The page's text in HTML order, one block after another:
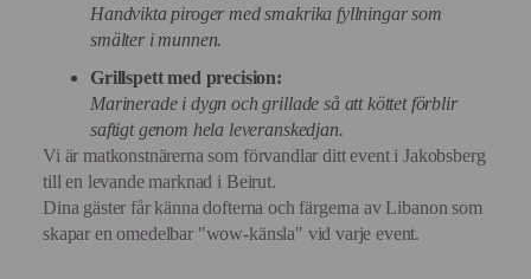
Handvikta piroger med smakrika fyllningar som
smälter i munnen.
Grillspett med precision:
Marinerade i dygn och grillade så att köttet förblir
saftigt genom hela leveranskedjan.
Vi är matkonstnärerna som förvandlar ditt event i Jakobsberg
till en levande marknad i Beirut.
Dina gäster får känna dofterna och färgerna av Libanon som
skapar en omedelbar "wow-känsla" vid varje event.